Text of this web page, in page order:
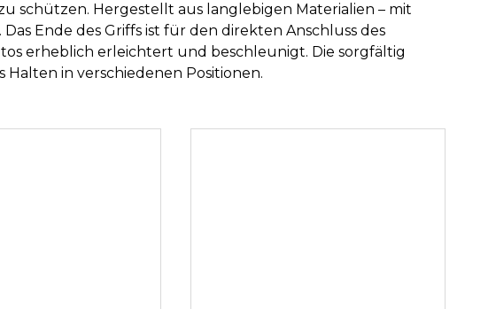
schützen. Hergestellt aus langlebigen Materialien – mit
Ende des Griffs ist für den direkten Anschluss des
erheblich erleichtert und beschleunigt. Die sorgfältig
in verschiedenen Positionen.